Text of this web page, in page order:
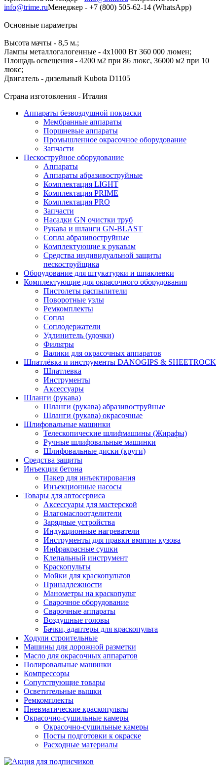
info@trime.ruМенеджер - +7 (800) 505-62-14 (WhatsApp)
Основные параметры
Высота мачты - 8,5 м.;
Лампы металлогалогенные - 4х1000 Вт 360 000 люмен;
Площадь освещения - 4200 м2 при 86 люкс, 36000 м2 при 10
люкс;
Двигатель - дизельный Kubota D1105
Страна изготовления - Италия
Аппараты безвоздушной покраски
Мембранные аппараты
Поршневые аппараты
Промышленное окрасочное оборудование
Запчасти
Пескоструйное оборудование
Аппараты
Аппараты абразивоструйные
Комплектация LIGHT
Комплектация PRIME
Комплектация PRO
Запчасти
Насадки GN очистки труб
Рукава и шланги GN-BLAST
Сопла абразивоструйные
Комплектующие к рукавам
Средства индивидуальной защиты
пескоструйщика
Оборудование для штукатурки и шпаклевки
Комплектующие для окрасочного оборудования
Пистолеты распылители
Поворотные узлы
Ремкомплекты
Сопла
Соплодержатели
Удлинитель (удочки)
Фильтры
Валики для окрасочных аппаратов
Шпатлёвка и инструменты DANOGIPS & SHEETROCK
Шпатлевка
Инструменты
Аксессуары
Шланги (рукава)
Шланги (рукава) абразивоструйные
Шланги (рукава) окрасочные
Шлифовальные машинки
Телескопические шлифмашины (Жирафы)
Ручные шлифовальные машинки
Шлифовальные диски (круги)
Средства защиты
Инъекция бетона
Пакер для инъектирования
Инъекционные насосы
Товары для автосервиса
Аксессуары для мастерской
Влагомаслоотделители
Зарядные устройства
Индукционные нагреватели
Инструменты для правки вмятин кузова
Инфракрасные сушки
Клепальный инструмент
Краскопульты
Мойки для краскопультов
Принадлежности
Манометры на краскопульт
Сварочное оборудование
Сварочные аппараты
Воздушные головы
Бачки, адаптеры для краскопульта
Ходули строительные
Машины для дорожной разметки
Масло для окрасочных аппаратов
Полировальные машинки
Компрессоры
Сопутствующие товары
Осветительные вышки
Ремкомплекты
Пневматические краскопульты
Окрасочно-сушильные камеры
Окрасочно-сушильные камеры
Посты подготовки к окраске
Расходные материалы